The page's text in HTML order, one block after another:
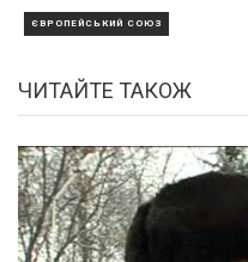
ЄВРОПЕЙСЬКИЙ СОЮЗ
ЧИТАЙТЕ ТАКОЖ